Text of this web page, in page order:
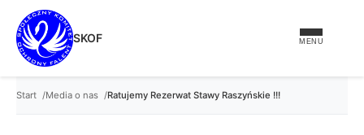
treści
SKOF
MENU
Start Media o nas Ratujemy Rezerwat Stawy Raszyńskie !!!